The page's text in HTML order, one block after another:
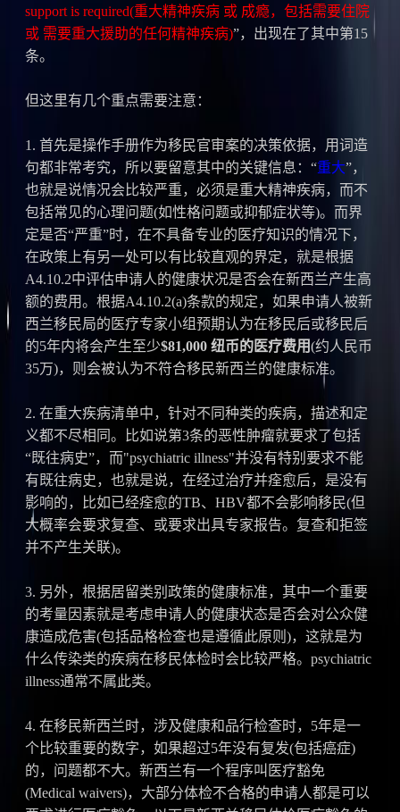
support is required(重大精神疾病 或 成瘾，包括需要住院
或 需要重大援助的任何精神疾病)”，出现在了其中第15
条。
但这里有几个重点需要注意：
1. 首先是操作手册作为移民官审案的决策依据，用词造
句都非常考究，所以要留意其中的关键信息：“重大”，
也就是说情况会比较严重，必须是重大精神疾病，而不
包括常见的心理问题(如性格问题或抑郁症状等)。而界
定是否“严重”时，在不具备专业的医疗知识的情况下，
在政策上有另一处可以有比较直观的界定，就是根据
A4.10.2中评估申请人的健康状况是否会在新西兰产生高
额的费用。根据A4.10.2(a)条款的规定，如果申请人被新
西兰移民局的医疗专家小组预期认为在移民后或移民后
的5年内将会产生至少$81,000 纽币的医疗费用(约人民币
35万)，则会被认为不符合移民新西兰的健康标准。
2. 在重大疾病清单中，针对不同种类的疾病，描述和定
义都不尽相同。比如说第3条的恶性肿瘤就要求了包括
“既往病史”，而"psychiatric illness"并没有特别要求不能
有既往病史，也就是说，在经过治疗并痊愈后，是没有
影响的，比如已经痊愈的TB、HBV都不会影响移民(但
大概率会要求复查、或要求出具专家报告。复查和拒签
并不产生关联)。
3. 另外，根据居留类别政策的健康标准，其中一个重要
的考量因素就是考虑申请人的健康状态是否会对公众健
康造成危害(包括品格检查也是遵循此原则)，这就是为
什么传染类的疾病在移民体检时会比较严格。psychiatric
illness通常不属此类。
4. 在移民新西兰时，涉及健康和品行检查时，5年是一
个比较重要的数字，如果超过5年没有复发(包括癌症)
的，问题都不大。新西兰有一个程序叫医疗豁免
(Medical waivers)，大部分体检不合格的申请人都是可以